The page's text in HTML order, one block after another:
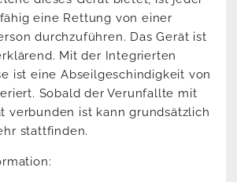
eine Rettung von einer
durchzuführen. Das Gerät ist
Mit der Integrierten
ist eine Abseilgeschindigkeit von
Sobald der Verunfallte mit
verbunden ist kann grundsätzlich
stattfinden.